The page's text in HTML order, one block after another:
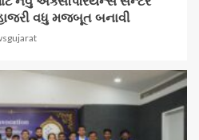
વધુ મજબૂત બનાવી